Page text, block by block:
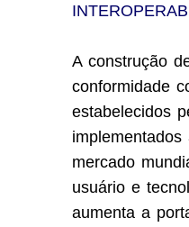
A construção
conformidade
estabelecidos
mercado
usuário e
aumenta a